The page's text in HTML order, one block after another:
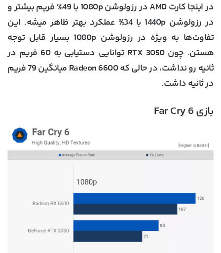
در اینجا کارت AMD در رزولوشن 1080p با 49% فریم بیشتر و
در رزولوشن 1440p با 34% عملکرد بهتر ظاهر میشه. این
تفاوت‌ها به ویژه در رزولوشن 1080p بسیار قابل توجه
هستن. چون RTX 3050 توانایی دستیابی به 60 فریم در
ثانیه رو نداشت، در حالی که Radeon 6600 میانگین 79 فریم
در ثانیه داشت.
بازی Far Cry 6